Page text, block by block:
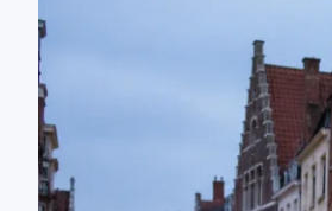
zaobserwuj nas
zaobserwuj nas